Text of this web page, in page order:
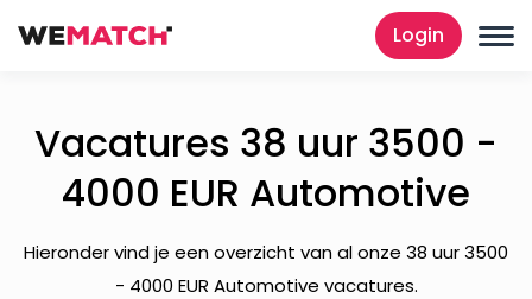
Login
Vacatures 38 uur 3500 -
4000 EUR Automotive
Hieronder vind je een overzicht van al onze 38 uur 3500
- 4000 EUR Automotive vacatures.